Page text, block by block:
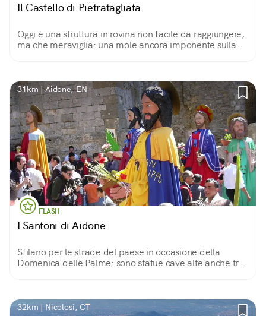
Il Castello di Pietratagliata
Oggi è una struttura in rovina non facile da raggiungere,
ma che meraviglia: una mole ancora imponente sulla
31km | Aidone, EN
FLASH
I Santoni di Aidone
Sfilano per le strade del paese in occasione della
Domenica delle Palme: sono statue cave alte anche tre
32km | Nicolosi, CT